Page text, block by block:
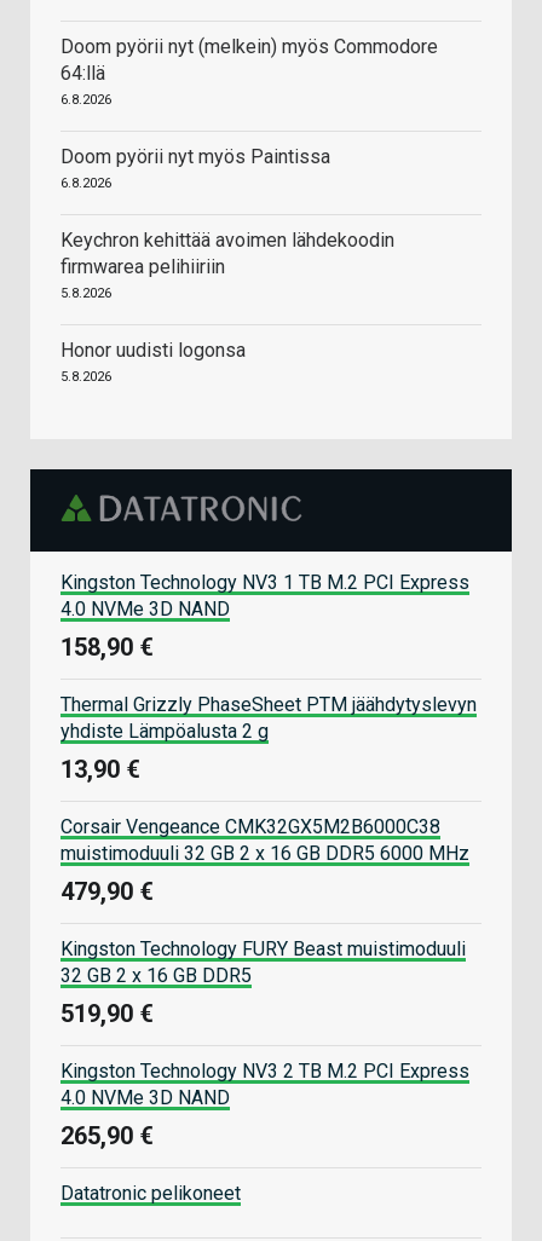
Doom pyörii nyt (melkein) myös Commodore
64:llä
6.8.2026
Doom pyörii nyt myös Paintissa
6.8.2026
Keychron kehittää avoimen lähdekoodin
firmwarea pelihiiriin
5.8.2026
Honor uudisti logonsa
5.8.2026
Kingston Technology NV3 1 TB M.2 PCI Express
4.0 NVMe 3D NAND
158,90 €
Thermal Grizzly PhaseSheet PTM jäähdytyslevyn
yhdiste Lämpöalusta 2 g
13,90 €
Corsair Vengeance CMK32GX5M2B6000C38
muistimoduuli 32 GB 2 x 16 GB DDR5 6000 MHz
479,90 €
Kingston Technology FURY Beast muistimoduuli
32 GB 2 x 16 GB DDR5
519,90 €
Kingston Technology NV3 2 TB M.2 PCI Express
4.0 NVMe 3D NAND
265,90 €
Datatronic pelikoneet